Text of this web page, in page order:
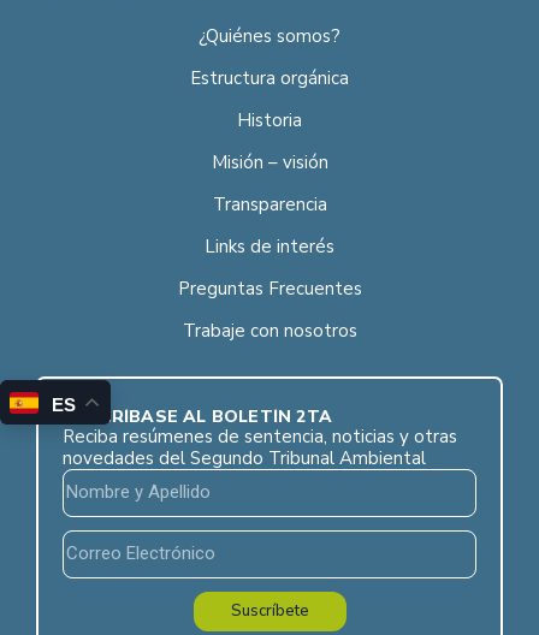
¿Quiénes somos?
Estructura orgánica
Historia
Misión – visión
Transparencia
Links de interés
Preguntas Frecuentes
Trabaje con nosotros
SUSCRÍBASE AL BOLETÍN 2TA
Reciba resúmenes de sentencia, noticias y otras
novedades del Segundo Tribunal Ambiental
Suscríbete
ES